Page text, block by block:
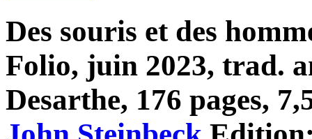
Des souris et des
Folio, juin 2023, trad.
Desarthe, 176 pages,